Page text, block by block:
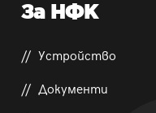
За НФК
Устройство
Документи